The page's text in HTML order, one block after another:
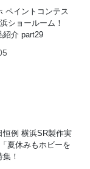
ペイントコンテス
ショールーム！
紹介 part29
恒例 横浜SR製作実
夏休みもホビーを
！